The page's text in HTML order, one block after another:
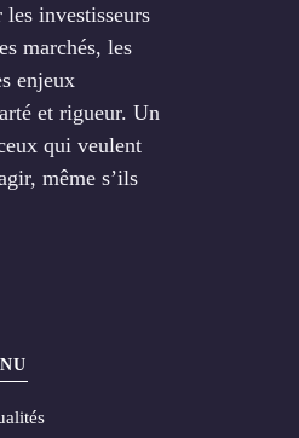
investisseurs
marchés, les
enjeux
et rigueur. Un
qui veulent
même s’ils